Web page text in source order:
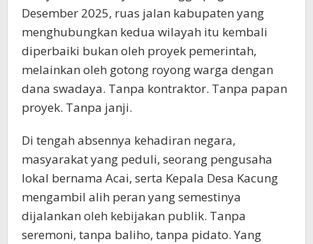
Desember 2025, ruas jalan kabupaten yang
menghubungkan kedua wilayah itu kembali
diperbaiki bukan oleh proyek pemerintah,
melainkan oleh gotong royong warga dengan
dana swadaya. Tanpa kontraktor. Tanpa papan
proyek. Tanpa janji.
Di tengah absennya kehadiran negara,
masyarakat yang peduli, seorang pengusaha
lokal bernama Acai, serta Kepala Desa Kacung
mengambil alih peran yang semestinya
dijalankan oleh kebijakan publik. Tanpa
seremoni, tanpa baliho, tanpa pidato. Yang